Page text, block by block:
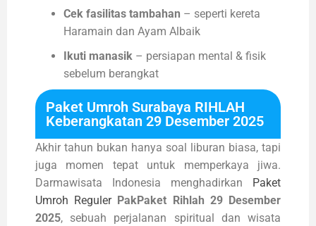
Cek fasilitas tambahan – seperti kereta
Haramain dan Ayam Albaik
Ikuti manasik – persiapan mental & fisik
sebelum berangkat
Paket Umroh Surabaya RIHLAH
Keberangkatan 29 Desember 2025
Akhir tahun bukan hanya soal liburan biasa, tapi
juga momen tepat untuk memperkaya jiwa.
Darmawisata Indonesia menghadirkan
Paket
Umroh Reguler PakPaket Rihlah 29 Desember
2025, sebuah perjalanan spiritual dan wisata